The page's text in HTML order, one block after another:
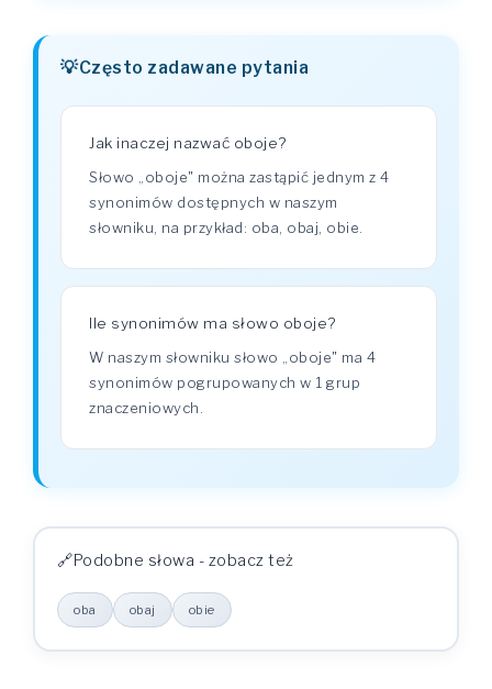
Często zadawane pytania
Jak inaczej nazwać oboje?
Słowo „oboje" można zastąpić jednym z 4
synonimów dostępnych w naszym
słowniku, na przykład: oba, obaj, obie.
Ile synonimów ma słowo oboje?
W naszym słowniku słowo „oboje" ma 4
synonimów pogrupowanych w 1 grup
znaczeniowych.
Podobne słowa - zobacz też
oba obaj obie